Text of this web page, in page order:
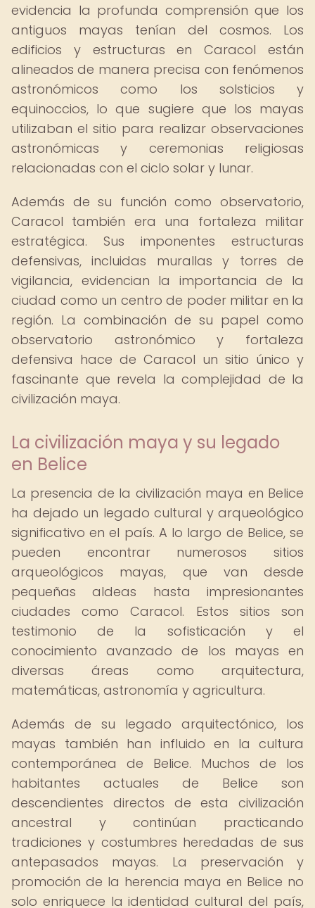
evidencia la profunda comprensión que los
antiguos mayas tenían del cosmos. Los
edificios y estructuras en Caracol están
alineados de manera precisa con fenómenos
astronómicos como los solsticios y
equinoccios, lo que sugiere que los mayas
utilizaban el sitio para realizar observaciones
astronómicas y ceremonias religiosas
relacionadas con el ciclo solar y lunar.
Además de su función como observatorio,
Caracol también era una fortaleza militar
estratégica. Sus imponentes estructuras
defensivas, incluidas murallas y torres de
vigilancia, evidencian la importancia de la
ciudad como un centro de poder militar en la
región. La combinación de su papel como
observatorio astronómico y fortaleza
defensiva hace de Caracol un sitio único y
fascinante que revela la complejidad de la
civilización maya.
La civilización maya y su legado
en Belice
La presencia de la civilización maya en Belice
ha dejado un legado cultural y arqueológico
significativo en el país. A lo largo de Belice, se
pueden encontrar numerosos sitios
arqueológicos mayas, que van desde
pequeñas aldeas hasta impresionantes
ciudades como Caracol. Estos sitios son
testimonio de la sofisticación y el
conocimiento avanzado de los mayas en
diversas áreas como arquitectura,
matemáticas, astronomía y agricultura.
Además de su legado arquitectónico, los
mayas también han influido en la cultura
contemporánea de Belice. Muchos de los
habitantes actuales de Belice son
descendientes directos de esta civilización
ancestral y continúan practicando
tradiciones y costumbres heredadas de sus
antepasados mayas. La preservación y
promoción de la herencia maya en Belice no
solo enriquece la identidad cultural del país,